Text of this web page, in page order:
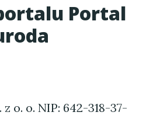
Portal
o. o. NIP: 642-318-37-